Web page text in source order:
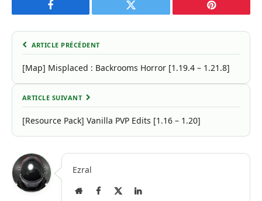
Facebook Twitter Pinterest
ARTICLE PRÉCÉDENT
[Map] Misplaced : Backrooms Horror [1.19.4 – 1.21.8]
ARTICLE SUIVANT
[Resource Pack] Vanilla PVP Edits [1.16 – 1.20]
Ezral
Site
Facebook
X
LinkedIn